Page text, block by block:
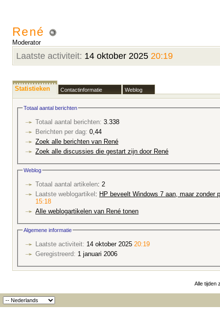
René
Moderator
Laatste activiteit: 14 oktober 2025 20:19
Statistieken Contactinformatie Weblog
Totaal aantal berichten
Totaal aantal berichten: 3.338
Berichten per dag: 0,44
Zoek alle berichten van René
Zoek alle discussies die gestart zijn door René
Weblog
Totaal aantal artikelen: 2
Laatste weblogartikel : HP beveelt Windows 7 aan, maar zonder
15:18
Alle weblogartikelen van René tonen
Algemene informatie
Laatste activiteit: 14 oktober 2025 20:19
Geregistreerd: 1 januari 2006
Alle tijden